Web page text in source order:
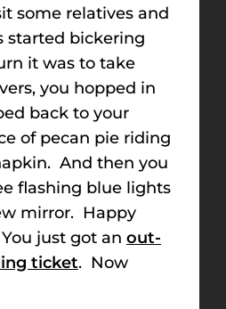
some relatives and
started bickering
it was to take
you hopped in
back to your
of pecan pie riding
And then you
flashing blue lights
mirror. Happy
just got an out-
ticket. Now